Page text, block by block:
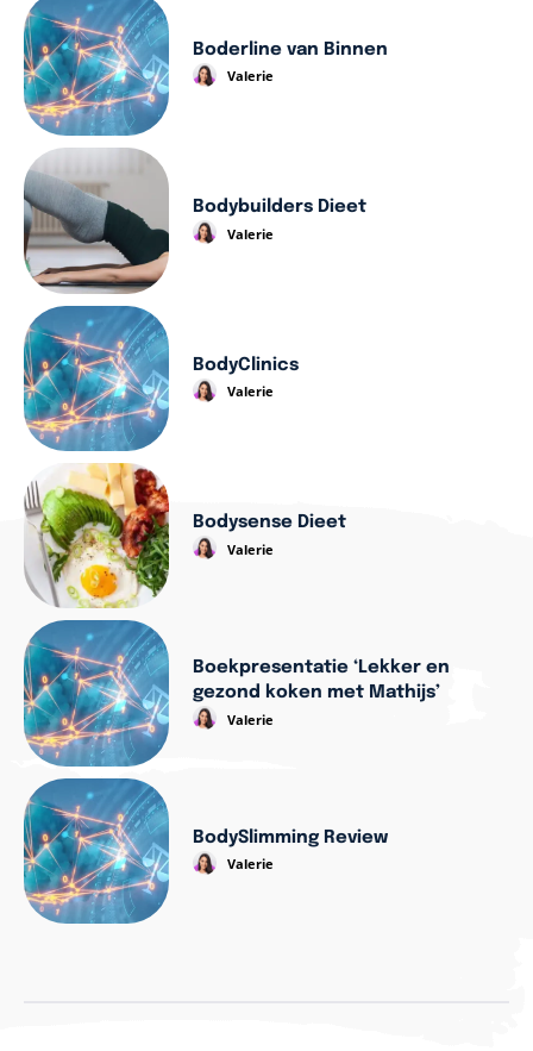
Boderline van Binnen
Valerie
Bodybuilders Dieet
Valerie
BodyClinics
Valerie
Bodysense Dieet
Valerie
Boekpresentatie ‘Lekker en
gezond koken met Mathijs’
Valerie
BodySlimming Review
Valerie